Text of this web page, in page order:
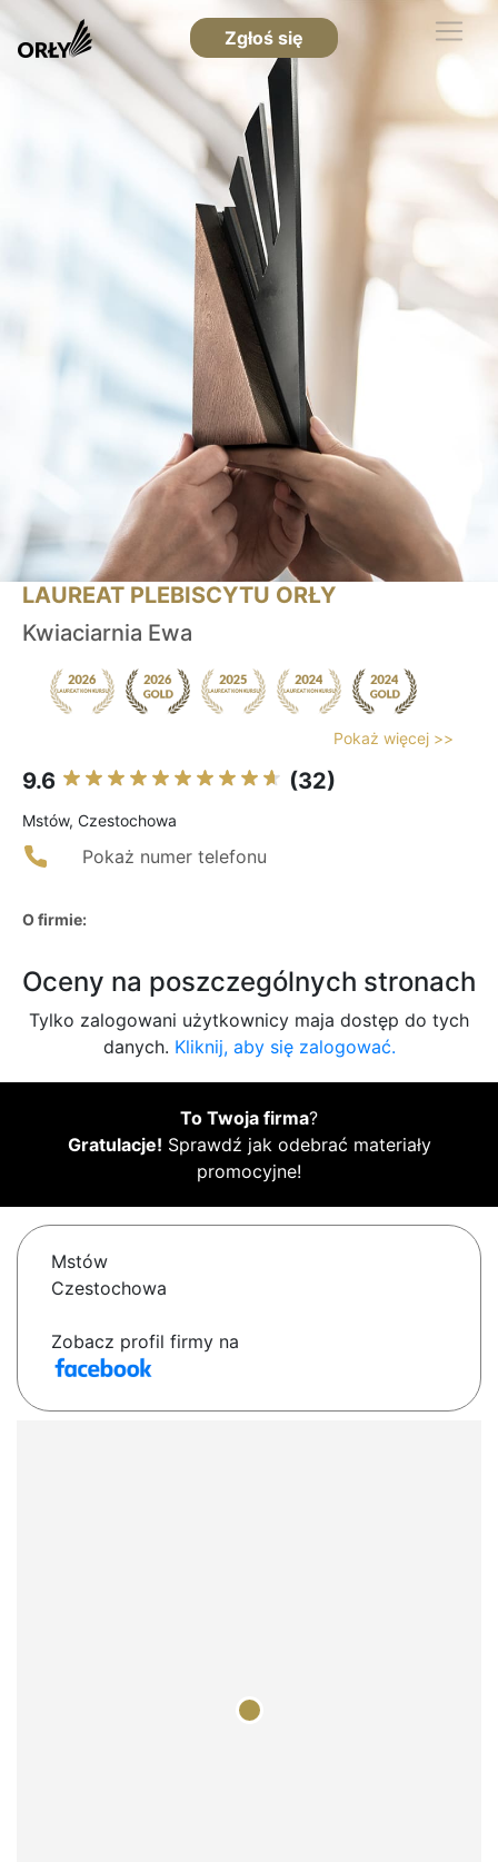
Zgłoś się
LAUREAT PLEBISCYTU ORŁY
Kwiaciarnia Ewa
Pokaż więcej >>
9.6 (32)
Mstów, Czestochowa
Pokaż numer telefonu
O firmie:
Oceny na poszczególnych stronach
Tylko zalogowani użytkownicy maja dostęp do tych
danych. Kliknij, aby się zalogować.
To Twoja firma?
Gratulacje! Sprawdź jak odebrać materiały
promocyjne!
Mstów
Czestochowa
Zobacz profil firmy na